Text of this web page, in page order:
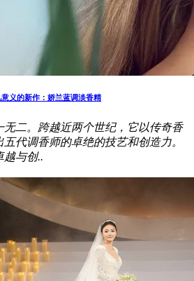
义的新作：娇兰蓝调淡香精
无二。跨越近两个世纪，它以传奇香
代调香师的卓绝的技艺和创造力。
越与创..